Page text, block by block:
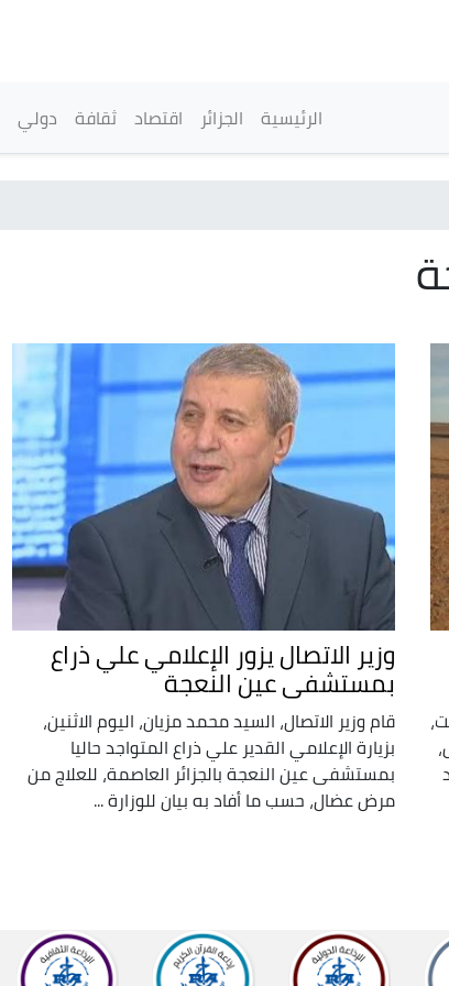
القائمة الرئيسية
الرئيسية الجزائر اقتصاد ثقافة دولي
وزير الاتصال يزور الإعلامي علي ذراع
بمستشفى عين النعجة
قام وزير الاتصال، السيد محمد مزيان، اليوم الاثنين،
بزيارة الإعلامي القدير علي ذراع المتواجد حاليا
بمستشفى عين النعجة بالجزائر العاصمة، للعلاج من
مرض عضال، حسب ما أفاد به بيان للوزارة ...